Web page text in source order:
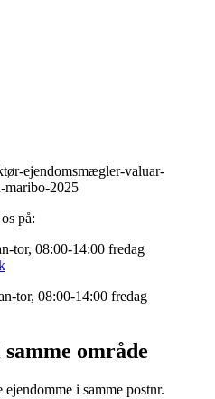
på:
tor, 08:00-14:00 fredag
tor, 08:00-14:00 fredag
område
i samme postnr.